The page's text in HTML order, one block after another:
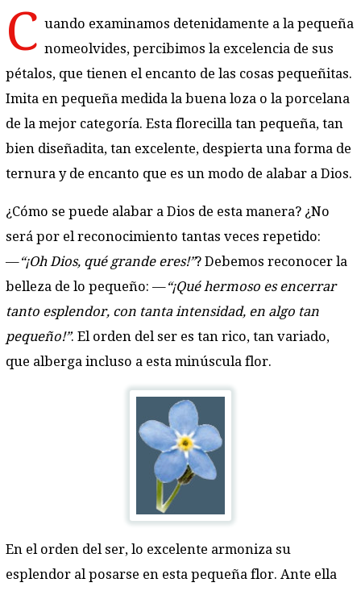
C uando examinamos detenidamente a la pequeña
nomeolvides, percibimos la excelencia de sus
pétalos, que tienen el encanto de las cosas pequeñitas.
Imita en pequeña medida la buena loza o la porcelana
de la mejor categoría. Esta florecilla tan pequeña, tan
bien diseñadita, tan excelente, despierta una forma de
ternura y de encanto que es un modo de alabar a Dios.
¿Cómo se puede alabar a Dios de esta manera? ¿No
será por el reconocimiento tantas veces repetido:
—“¡Oh Dios, qué grande eres!”? Debemos reconocer la
belleza de lo pequeño: —“¡Qué hermoso es encerrar
tanto esplendor, con tanta intensidad, en algo tan
pequeño!”. El orden del ser es tan rico, tan variado,
que alberga incluso a esta minúscula flor.
En el orden del ser, lo excelente armoniza su
esplendor al posarse en esta pequeña flor. Ante ella